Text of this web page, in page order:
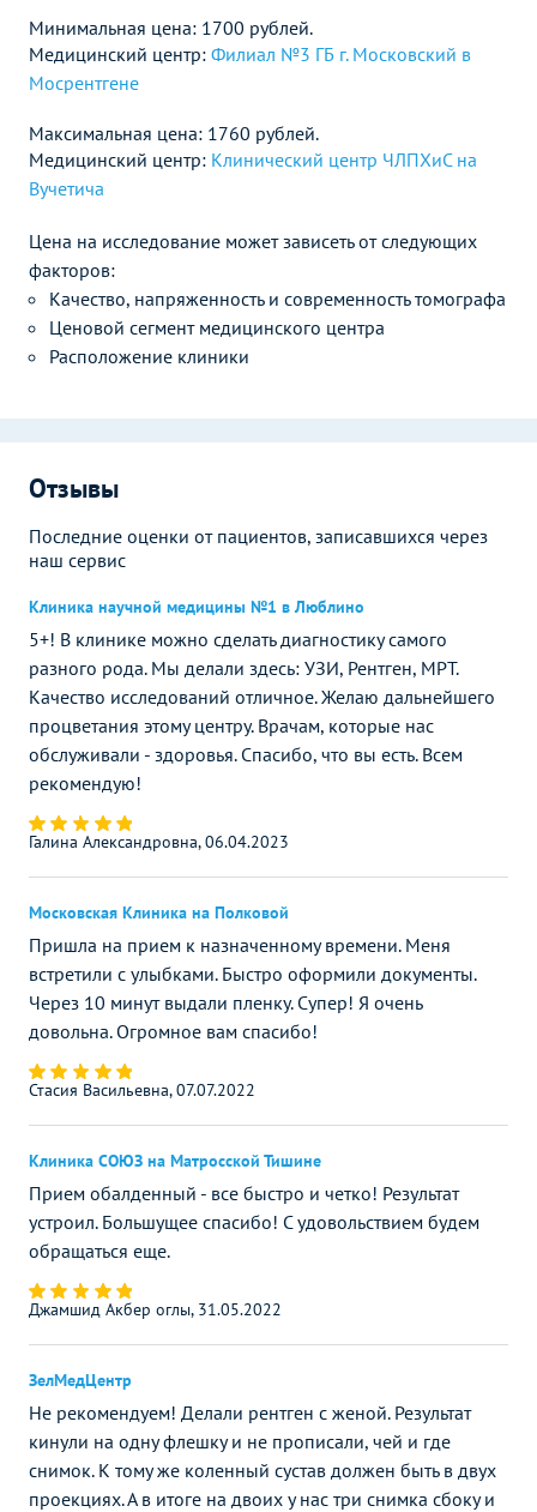
Минимальная цена: 1700 рублей.
Медицинский центр: Филиал №3 ГБ г. Московский в
Мосрентгене
Максимальная цена: 1760 рублей.
Медицинский центр: Клинический центр ЧЛПХиС на
Вучетича
Цена на исследование может зависеть от следующих
факторов:
Качество, напряженность и современность томографа
Ценовой сегмент медицинского центра
Расположение клиники
Отзывы
Последние оценки от пациентов, записавшихся через
наш сервис
Клиника научной медицины №1 в Люблино
5+! В клинике можно сделать диагностику самого
разного рода. Мы делали здесь: УЗИ, Рентген, МРТ.
Качество исследований отличное. Желаю дальнейшего
процветания этому центру. Врачам, которые нас
обслуживали - здоровья. Спасибо, что вы есть. Всем
рекомендую!
Галина Александровна, 06.04.2023
Московская Клиника на Полковой
Пришла на прием к назначенному времени. Меня
встретили с улыбками. Быстро оформили документы.
Через 10 минут выдали пленку. Супер! Я очень
довольна. Огромное вам спасибо!
Стасия Васильевна, 07.07.2022
Клиника СОЮЗ на Матросской Тишине
Прием обалденный - все быстро и четко! Результат
устроил. Большущее спасибо! С удовольствием будем
обращаться еще.
Джамшид Акбер оглы, 31.05.2022
ЗелМедЦентр
Не рекомендуем! Делали рентген с женой. Результат
кинули на одну флешку и не прописали, чей и где
снимок. К тому же коленный сустав должен быть в двух
проекциях. А в итоге на двоих у нас три снимка сбоку и